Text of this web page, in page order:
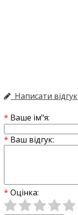
Написати відгук
Ваше ім"я:
Ваш відгук:
Оцінка: